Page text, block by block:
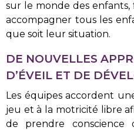
sur le monde des
accompagner tous les
que soit leur situation.
DE NOUVELLES
D’ÉVEIL ET DE
Les équipes accordent
jeu et à la motricité libre
de prendre